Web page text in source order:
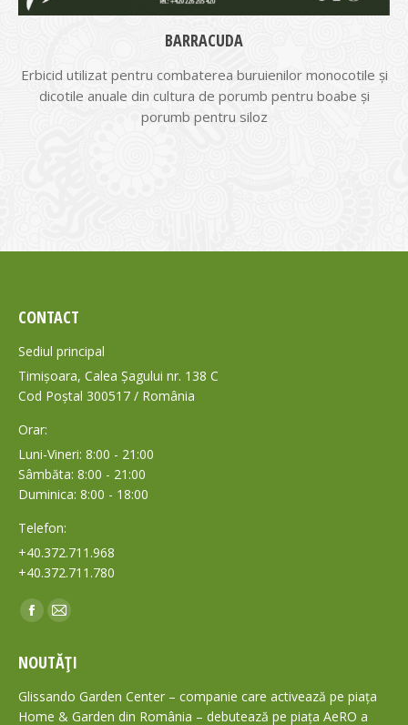
BARRACUDA
Erbicid utilizat pentru combaterea buruienilor monocotile și
dicotile anuale din cultura de porumb pentru boabe și
porumb pentru siloz
CONTACT
Sediul principal
Timișoara, Calea Șagului nr. 138 C
Cod Poștal 300517 / România
Orar:
Luni-Vineri: 8:00 - 21:00
Sâmbăta: 8:00 - 21:00
Duminica: 8:00 - 18:00
Telefon:
+40.372.711.968
+40.372.711.780
Find us on:
Facebook
opens
in
new
Mail
opens
in
new
NOUTĂȚI
Glissando Garden Center – companie care activează pe piața
Home & Garden din România – debutează pe piața AeRO a